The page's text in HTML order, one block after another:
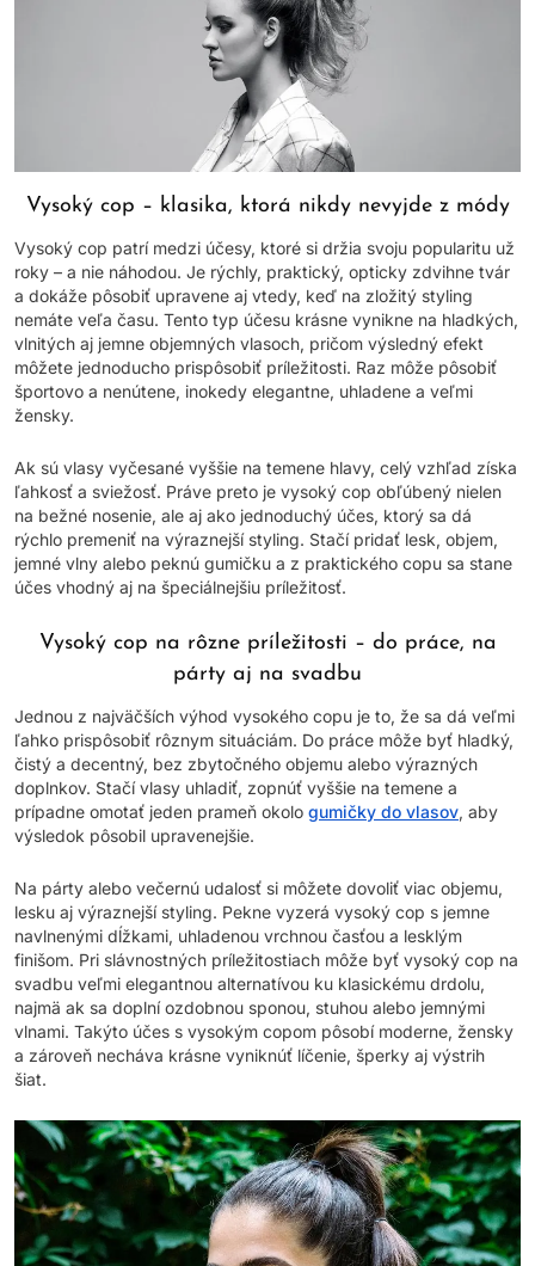
Vysoký cop – klasika, ktorá nikdy nevyjde z módy
Vysoký cop patrí medzi účesy, ktoré si držia svoju popularitu už
roky – a nie náhodou. Je rýchly, praktický, opticky zdvihne tvár
a dokáže pôsobiť upravene aj vtedy, keď na zložitý styling
nemáte veľa času. Tento typ účesu krásne vynikne na hladkých,
vlnitých aj jemne objemných vlasoch, pričom výsledný efekt
môžete jednoducho prispôsobiť príležitosti. Raz môže pôsobiť
športovo a nenútene, inokedy elegantne, uhladene a veľmi
žensky.
Ak sú vlasy vyčesané vyššie na temene hlavy, celý vzhľad získa
ľahkosť a sviežosť. Práve preto je vysoký cop obľúbený nielen
na bežné nosenie, ale aj ako jednoduchý účes, ktorý sa dá
rýchlo premeniť na výraznejší styling. Stačí pridať lesk, objem,
jemné vlny alebo peknú gumičku a z praktického copu sa stane
účes vhodný aj na špeciálnejšiu príležitosť.
Vysoký cop na rôzne príležitosti – do práce, na
párty aj na svadbu
Jednou z najväčších výhod vysokého copu je to, že sa dá veľmi
ľahko prispôsobiť rôznym situáciám. Do práce môže byť hladký,
čistý a decentný, bez zbytočného objemu alebo výrazných
doplnkov. Stačí vlasy uhladiť, zopnúť vyššie na temene a
prípadne omotať jeden prameň okolo gumičky do vlasov, aby
výsledok pôsobil upravenejšie.
Na párty alebo večernú udalosť si môžete dovoliť viac objemu,
lesku aj výraznejší styling. Pekne vyzerá vysoký cop s jemne
navlnenými dĺžkami, uhladenou vrchnou časťou a lesklým
finišom. Pri slávnostných príležitostiach môže byť vysoký cop na
svadbu veľmi elegantnou alternatívou ku klasickému drdolu,
najmä ak sa doplní ozdobnou sponou, stuhou alebo jemnými
vlnami. Takýto účes s vysokým copom pôsobí moderne, žensky
a zároveň necháva krásne vyniknúť líčenie, šperky aj výstrih
šiat.